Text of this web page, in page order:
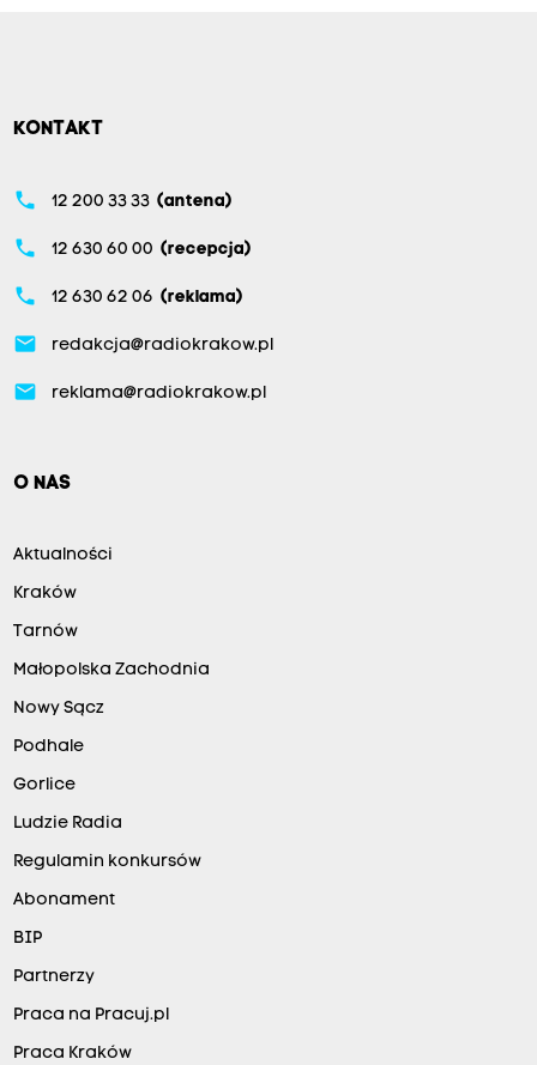
KONTAKT
phone 12 200 33 33 (antena)
phone 12 630 60 00 (recepcja)
phone 12 630 62 06 (reklama)
email redakcja@radiokrakow.pl
email reklama@radiokrakow.pl
O NAS
Aktualności
Kraków
Tarnów
Małopolska Zachodnia
Nowy Sącz
Podhale
Gorlice
Ludzie Radia
Regulamin konkursów
Abonament
BIP
Partnerzy
Praca na Pracuj.pl
Praca Kraków